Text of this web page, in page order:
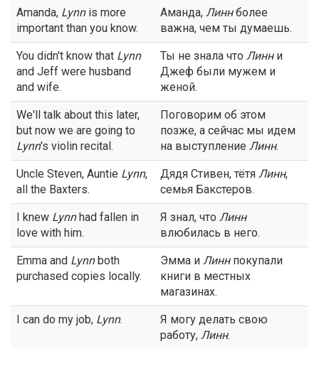
Amanda, Lynnis more
important than you know.
Аманда, Линнболее
важна, чем ты думаешь.
You didn't know that Lynn
and Jeff were husband
and wife.
Ты не знала что Линни
Джеф были мужем и
женой.
We'll talk about this later,
but now we are going to
Lynn's violin recital.
Поговорим об этом
позже, а сейчас мы идем
на выступление Линн.
Uncle Steven, Auntie Lynn,
all the Baxters.
Дядя Стивен, тётя Линн,
семья Бакстеров.
I knew Lynnhad fallen in
love with him.
Я знал, что Линн
влюбилась в него.
Emma and Lynnboth
purchased copies locally.
Эмма и Линнпокупали
книги в местных
магазинах.
I can do my job, Lynn.
Я могу делать свою
работу, Линн.